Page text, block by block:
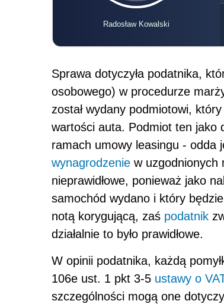
Radosław Kowalski
Sprawa dotyczyła podatnika,
osobowego) w procedurze
został wydany podmiotowi,
wartości auta. Podmiot ten jako
ramach umowy leasingu - odda
wynagrodzenie w uzgodnionych
nieprawidłowe, ponieważ jako
samochód wydano i który
notą korygującą, zaś podatnik
działalnie to było prawidłowe.
W opinii podatnika, każdą
106e ust. 1 pkt 3-5 ustawy o
szczególności mogą one